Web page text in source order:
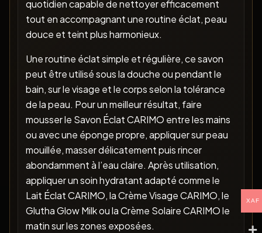
quotidien capable de nettoyer efficacement
tout en accompagnant une routine éclat, peau
douce et teint plus harmonieux.
Une routine éclat simple et régulière, ce savon
peut être utilisé sous la douche ou pendant le
bain, sur le visage et le corps selon la tolérance
de la peau. Pour un meilleur résultat, faire
mousser le Savon Éclat CARIMO entre les mains
ou avec une éponge propre, appliquer sur peau
mouillée, masser délicatement puis rincer
abondamment à l’eau claire. Après utilisation,
appliquer un soin hydratant adapté comme le
Lait Éclat CARIMO, la Crème Visage CARIMO, le
Glutha Glow Milk ou la Crème Solaire CARIMO le
matin sur les zones exposées.
XAF